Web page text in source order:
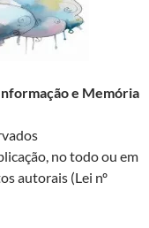
e Memória
no todo ou em
autorais (Lei nº